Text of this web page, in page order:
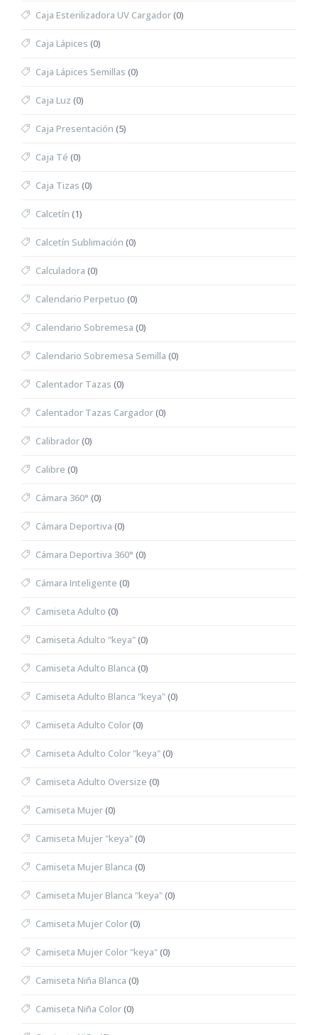
Caja Esterilizadora UV Cargador(0)
Caja Lápices (0)
Caja Lápices Semillas (0)
Caja Luz (0)
Caja Presentación (5)
Caja Té (0)
Caja Tizas (0)
Calcetín (1)
Calcetín Sublimación (0)
Calculadora (0)
Calendario Perpetuo (0)
Calendario Sobremesa (0)
Calendario Sobremesa Semilla (0)
Calentador Tazas (0)
Calentador Tazas Cargador(0)
Calibrador(0)
Calibre (0)
Cámara 360° (0)
Cámara Deportiva (0)
Cámara Deportiva 360° (0)
Cámara Inteligente (0)
Camiseta Adulto (0)
Camiseta Adulto "keya"(0)
Camiseta Adulto Blanca (0)
Camiseta Adulto Blanca "keya"(0)
Camiseta Adulto Color(0)
Camiseta Adulto Color "keya"(0)
Camiseta Adulto Oversize (0)
Camiseta Mujer(0)
Camiseta Mujer "keya"(0)
Camiseta Mujer Blanca (0)
Camiseta Mujer Blanca "keya"(0)
Camiseta Mujer Color(0)
Camiseta Mujer Color "keya"(0)
Camiseta Niña Blanca (0)
Camiseta Niña Color(0)